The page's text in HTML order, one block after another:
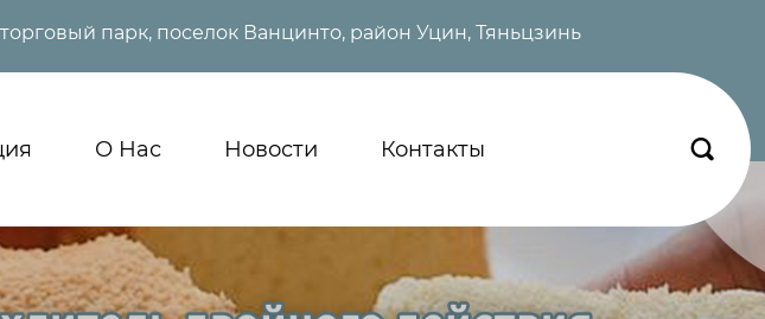
парк, поселок Ванцинто, район Уцин, Тяньцзинь
О Нас Новости Контакты 